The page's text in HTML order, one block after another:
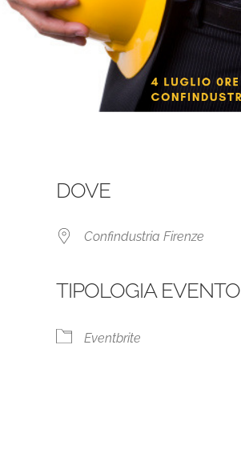
iCalendar
DOVE
Confindustria Firenze
TIPOLOGIA EVENTO
Eventbrite